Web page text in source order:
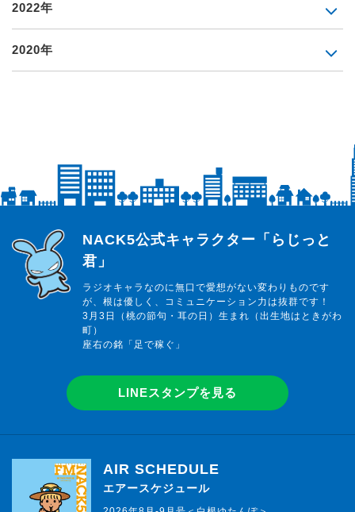
2022年
2020年
らじっと君
NACK5公式キャラクター「らじっと
君」
ラジオキャラなのに無口で愛想がない変わりものです
が、根は優しく、コミュニケーション力は抜群です！
3月3日（桃の節句・耳の日）生まれ（出生地はときがわ
町）
座右の銘「足で稼ぐ」
LINEスタンプを見る
AIR SCHEDULE
エアースケジュール